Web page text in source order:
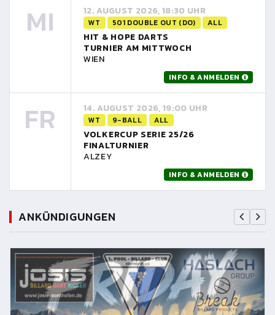
MI 12. AUGUST 2026, 18:30 UHR
WT 501 DOUBLE OUT (DO) ALL
HIT & HOPE DARTS
TURNIER AM MITTWOCH
WIEN
INFO & ANMELDEN
FR 14. AUGUST 2026, 19:00 UHR
WT 9-BALL ALL
VOLKERCUP SERIE 25/26
FINALTURNIER
ALZEY
INFO & ANMELDEN
ANKÜNDIGUNGEN